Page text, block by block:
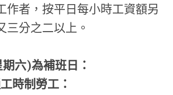
作者，按平日每小時工資額另
三分之二以上。
六)為補班日：
工時制勞工：